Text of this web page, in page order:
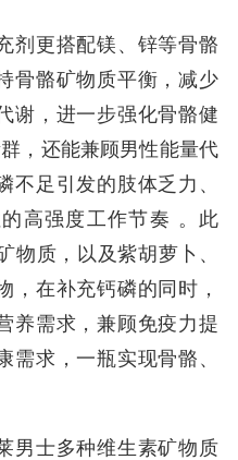
剂更搭配镁、锌等骨骼
骨骼矿物质平衡，减少
谢，进一步强化骨骼健
，还能兼顾男性能量代
不足引发的肢体乏力、
高强度工作节奏 。此
物质，以及紫胡萝卜、
，在补充钙磷的同时，
养需求，兼顾免疫力提
需求，一瓶实现骨骼、
男士多种维生素矿物质